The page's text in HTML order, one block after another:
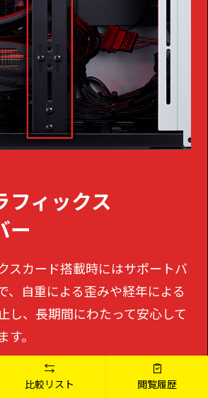
フィックス
ー
スカード搭載時にはサポートバ
自重による歪みや経年による
し、長期間にわたって安心して
。
比較リスト 閲覧履歴